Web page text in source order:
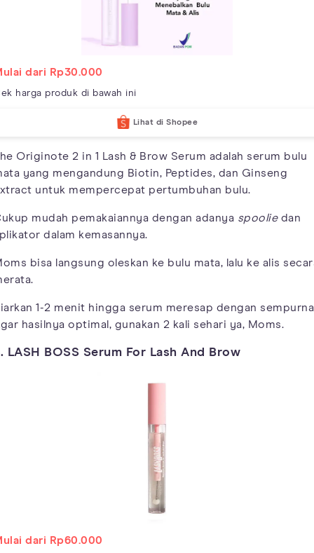
dari Rp30.000
harga produk di bawah ini
Lihat di Shopee
Originote 2 in 1 Lash & Brow Serum adalah serum bulu
yang mengandung Biotin, Peptides, dan Ginseng
untuk mempercepat pertumbuhan bulu.
mudah pemakaiannya dengan adanya spooliedan
dalam kemasannya.
bisa langsung oleskan ke bulu mata, lalu ke alis
1-2 menit hingga serum meresap dengan
hasilnya optimal, gunakan 2 kali sehari ya, Moms.
LASH BOSS Serum For Lash And Brow
dari Rp60.000